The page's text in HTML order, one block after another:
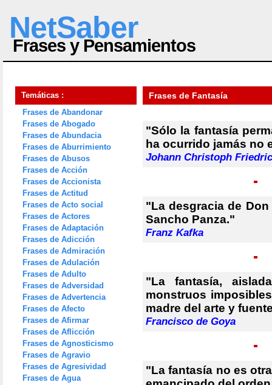
NetSaber
Frases y Pensamientos
Temáticas :
Frases de Abandonar
Frases de Abogado
Frases de Abundacia
Frases de Aburrimiento
Frases de Abusos
Frases de Acción
Frases de Accionista
Frases de Actitud
Frases de Acto social
Frases de Actores
Frases de Adaptación
Frases de Adicción
Frases de Admiración
Frases de Adulación
Frases de Adulto
Frases de Adversidad
Frases de Advertencia
Frases de Afecto
Frases de Afirmar
Frases de Aflicción
Frases de Agnosticismo
Frases de Agravio
Frases de Agresividad
Frases de Agua
Frases de Fantasía
"Sólo la fantasía
ha ocurrido jamás no
Johann Christoph
"La desgracia de
Sancho Panza."
Franz Kafka
"La fantasía,
monstruos
madre del arte y
Francisco de Goya
"La fantasía no es